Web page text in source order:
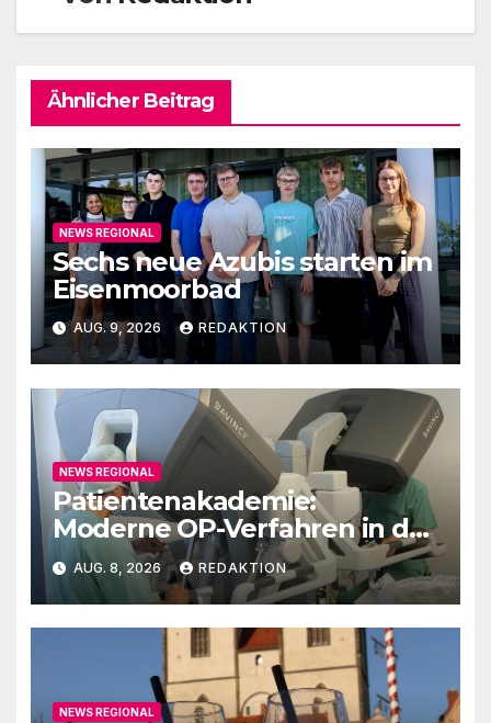
Ähnlicher Beitrag
NEWS REGIONAL
Sechs neue Azubis starten im
Eisenmoorbad
AUG. 9, 2026 REDAKTION
NEWS REGIONAL
Patientenakademie:
Moderne OP-Verfahren in der
Urologie
AUG. 8, 2026 REDAKTION
NEWS REGIONAL